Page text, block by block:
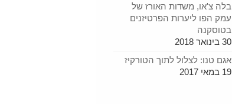
בלה צ'או, משדות האורז של
עמק הפו ליערות הפרטיזנים
בטוסקנה
30 בינואר 2018
אגם טנו: לצלול לתוך הטורקיז
19 במאי 2017